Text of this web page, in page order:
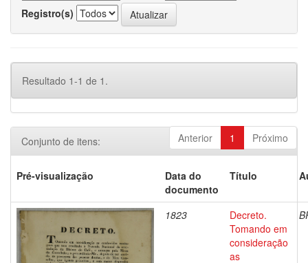
Registro(s)
Resultado 1-1 de 1.
Anterior 1 Próximo
Conjunto de itens:
Pré-visualização
Data do
documento
Título
1823
Decreto.
Tomando em
consideração
as